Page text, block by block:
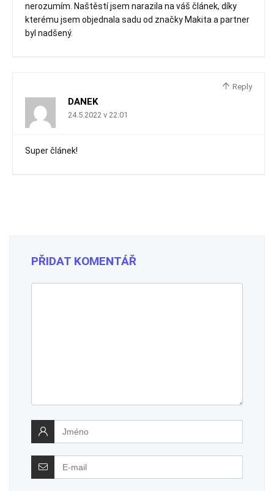
nerozumím. Naštěstí jsem narazila na váš článek, díky
kterému jsem objednala sadu od značky Makita a partner
byl nadšený.
Reply
DANEK
24.5.2022 v 22:01
Super článek!
PŘIDAT KOMENTÁŘ